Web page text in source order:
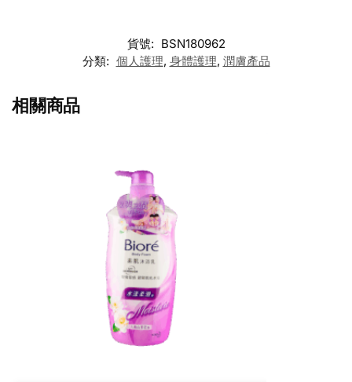
貨號: BSN180962
分類: 個人護理, 身體護理, 潤膚產品
相關商品